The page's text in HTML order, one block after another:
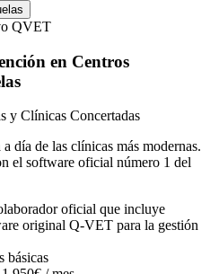
QVET
en Centros
y Clínicas Concertadas
día de las clínicas más modernas.
el software oficial número 1 del
oficial que incluye
original Q-VET para la gestión
básicas